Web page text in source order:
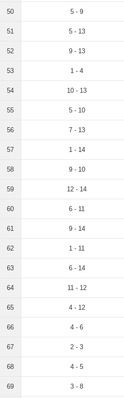
50 5 - 9
51 5 - 13
52 9 - 13
53 1 - 4
54 10 - 13
55 5 - 10
56 7 - 13
57 1 - 14
58 9 - 10
59 12 - 14
60 6 - 11
61 9 - 14
62 1 - 11
63 6 - 14
64 11 - 12
65 4 - 12
66 4 - 6
67 2 - 3
68 4 - 5
69 3 - 8